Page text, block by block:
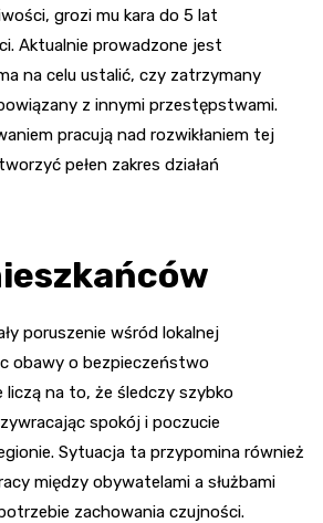
grozi mu kara do 5 lat
Aktualnie prowadzone jest
na celu ustalić, czy zatrzymany
z innymi przestępstwami.
pracują nad rozwikłaniem tej
pełen zakres działań
poruszenie wśród lokalnej
obawy o bezpieczeństwo
liczą na to, że śledczy szybko
spokój i poczucie
Sytuacja ta przypomina również
między obywatelami a służbami
zachowania czujności.